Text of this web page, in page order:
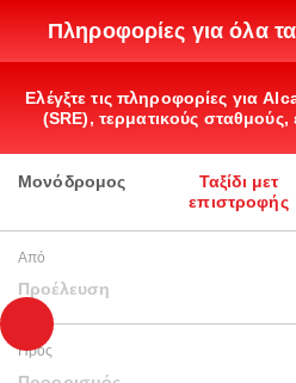
Πληροφορίες για όλα
Ελέγξτε τις πληροφορίες για
(SRE), τερματικούς σταθμούς,
Μονόδρομος
Ταξίδι μετ
επιστροφής
Από
Προέλευση
Προς